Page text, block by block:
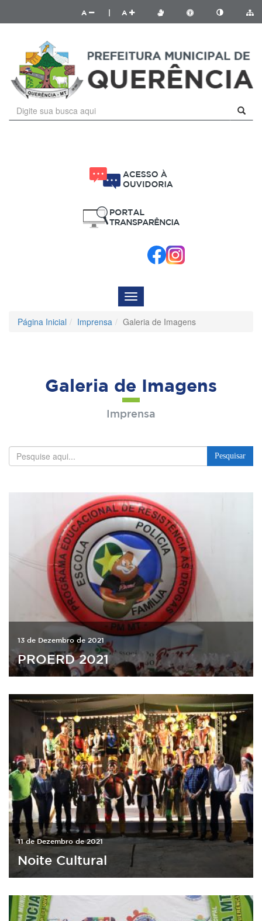
A A
Menu
de
Navegação
Página Inicial Imprensa Galeria de Imagens
Galeria de Imagens
Imprensa
Pesquisar
13 de Dezembro de 2021
PROERD 2021
11 de Dezembro de 2021
Noite Cultural